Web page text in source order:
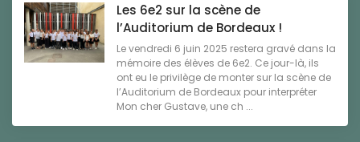
Les 6e2 sur la scène de
l’Auditorium de Bordeaux !
Le vendredi 6 juin 2025 restera gravé dans la
mémoire des élèves de 6e2. Ce jour-là, ils
ont eu le privilège de monter sur la scène de
l’Auditorium de Bordeaux pour interpréter
Mon cher Gustave, une ch ...